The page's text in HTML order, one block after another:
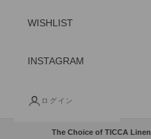
WISHLIST
INSTAGRAM
ログイン
The Choice of TICCA